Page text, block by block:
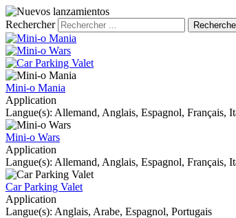
Rechercher
Mini-o Mania
Application
Langue(s): Allemand, Anglais, Espagnol, Français,
Mini-o Wars
Application
Langue(s): Allemand, Anglais, Espagnol, Français,
Car Parking Valet
Application
Langue(s): Anglais, Arabe, Espagnol, Portugais